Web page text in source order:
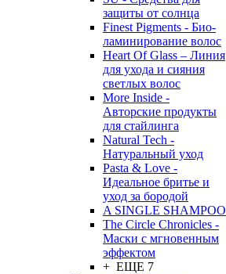
защиты от солнца
Finest Pigments - Био-
ламинирование волос
Heart Of Glass – Линия
для ухода и сияния
светлых волос
More Inside -
Авторские продукты
для стайлинга
Natural Tech -
Натуральный уход
Pasta & Love -
Идеальное бритье и
уход за бородой
A SINGLE SHAMPOO
The Circle Chronicles -
Маски с мгновенным
эффектом
+ ЕЩЕ 7